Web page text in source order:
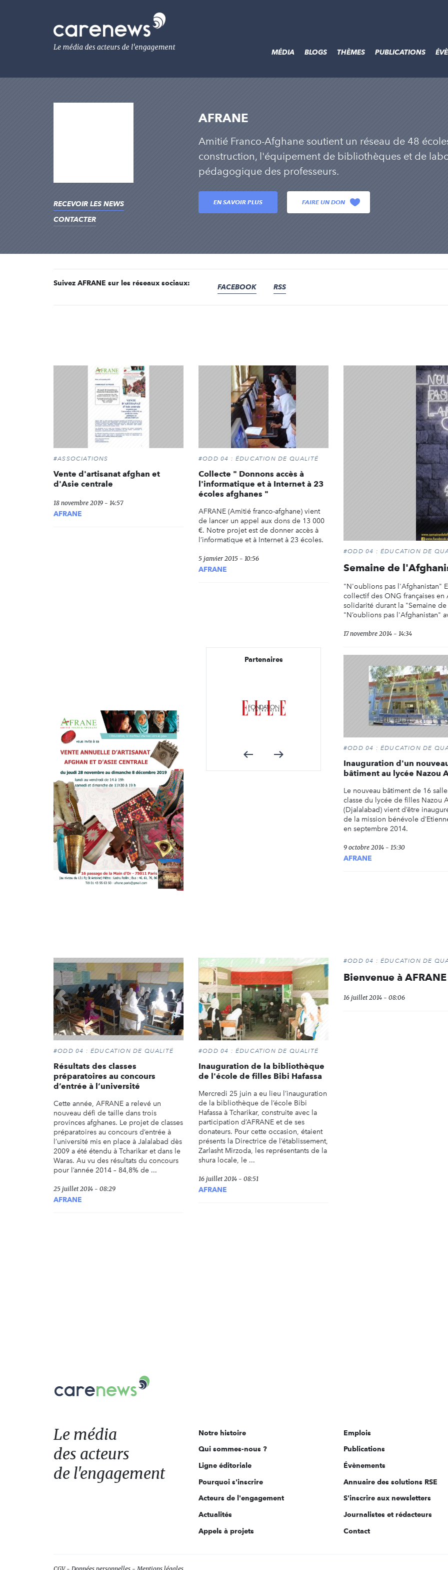
Le
média
de
MÉDIA BLOGS THÈMES PUBLICATIONS
RECEVOIR LES NEWS
CONTACTER
AFRANE
Amitié Franco-Afghane soutient un réseau de 48
construction, l'équipement de bibliothèques et de
pédagogique des professeurs.
EN SAVOIR PLUS FAIRE UN DON
Suivez AFRANE sur les réseaux sociaux: FACEBOOK RSS
#ASSOCIATIONS
Vente d'artisanat afghan et
d'Asie centrale
18 novembre 2019 - 14:57
AFRANE
#ODD 04 : ÉDUCATION DE QUALITÉ
Collecte " Donnons accès à
l'informatique et à Internet à 23
écoles afghanes "
AFRANE (Amitié franco-afghane) vient
de lancer un appel aux dons de 13 000
€. Notre projet est de donner accès à
l’informatique et à Internet à 23 écoles.
5 janvier 2015 - 10:56
AFRANE
#ODD 04 : ÉDUCATION DE
Semaine de
"N'oublions pas l'Afghanistan"
collectif des ONG françaises
solidarité durant la "Semaine
"N’oublions pas l'Afghanistan"
17 novembre 2014 - 14:34
Partenaires
#ODD 04 : ÉDUCATION DE
Inauguration d'un
bâtiment au lycée Nazou
Le nouveau bâtiment de 16
classe du lycée de filles Nazou
(Djalalabad) vient d’être
de la mission bénévole
en septembre 2014.
9 octobre 2014 - 15:30
AFRANE
#ODD 04 : ÉDUCATION DE QUALITÉ
Résultats des classes
préparatoires au concours
d’entrée à l’université
Cette année, AFRANE a relevé un
nouveau défi de taille dans trois
provinces afghanes. Le projet de classes
préparatoires au concours d’entrée à
l’université mis en place à Jalalabad dès
2009 a été étendu à Tcharikar et dans le
Waras. Au vu des résultats du concours
pour l’année 2014 – 84,8% de ...
25 juillet 2014 - 08:29
AFRANE
#ODD 04 : ÉDUCATION DE QUALITÉ
Inauguration de la bibliothèque
de l'école de filles Bibi Hafassa
Mercredi 25 juin a eu lieu l’inauguration
de la bibliothèque de l’école Bibi
Hafassa à Tcharikar, construite avec la
participation d’AFRANE et de ses
donateurs. Pour cette occasion, étaient
présents la Directrice de l’établissement,
Zarlasht Mirzoda, les représentants de la
shura locale, le ...
16 juillet 2014 - 08:51
AFRANE
#ODD 04 : ÉDUCATION DE
Bienvenue à AFRANE
16 juillet 2014 - 08:06
Le
acteurs
de
l'engagement
Le média
des acteurs
de l'engagement
Notre histoire
Qui sommes-nous ?
Ligne éditoriale
Pourquoi s'inscrire
Acteurs de l'engagement
Actualités
Appels à projets
Emplois
Publications
Évènements
Annuaire des solutions RSE
S'inscrire aux newsletters
Journalistes et rédacteurs
Contact